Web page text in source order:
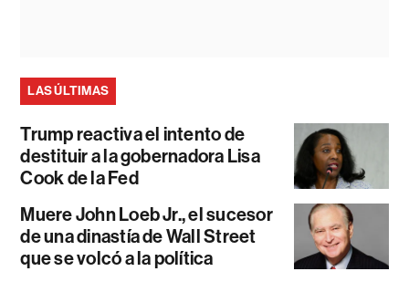
LAS ÚLTIMAS
Trump reactiva el intento de
destituir a la gobernadora Lisa
Cook de la Fed
Muere John Loeb Jr., el sucesor
de una dinastía de Wall Street
que se volcó a la política